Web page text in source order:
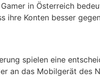
in Österreich
ihre Konten besser
spielen eine
an das Mobilgerät